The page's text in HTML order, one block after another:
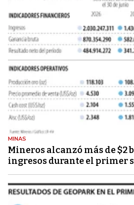
MINAS
Mineros alcanzó más de $2
ingresos durante el primer